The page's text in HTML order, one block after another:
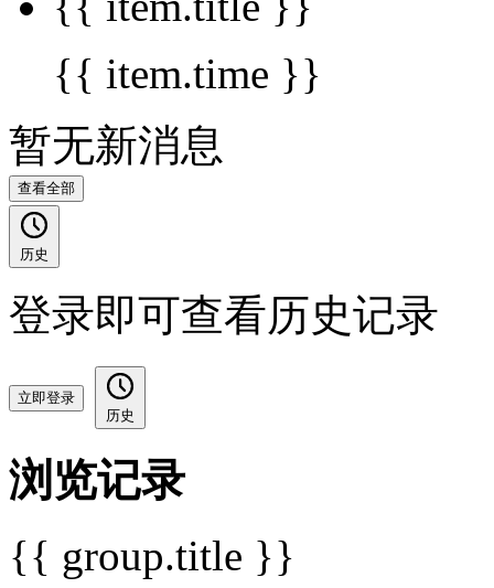
{{ item.time }}
暂无新消息
查看全部
历史
登录即可查看历史记录
立即登录
历史
浏览记录
{{ group.title }}